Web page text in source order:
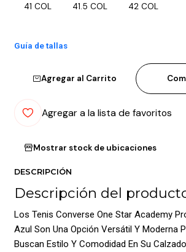
41 COL 41.5 COL 42 COL
Guía de tallas
Agregar al Carrito
Agregar a la lista de favoritos
Mostrar stock de ubicaciones
DESCRIPCIÓN
Descripción del
Los Tenis Converse One Star Academy
Azul Son Una Opción Versátil Y Moderna
Buscan Estilo Y Comodidad En Su